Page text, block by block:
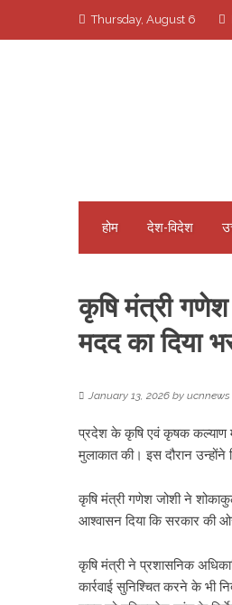
Thursday, August 6
होम देश-विदेश
कृषि मंत्री
मदद का दिया
January 13, 2026 by ucnnews
प्रदेश के कृषि एवं कृषक कल्याण
मुलाकात की। इस दौरान
कृषि मंत्री गणेश जोशी ने
आश्वासन दिया कि सरकार की
कृषि मंत्री ने प्रशासनिक
कार्रवाई सुनिश्चित करने के भी